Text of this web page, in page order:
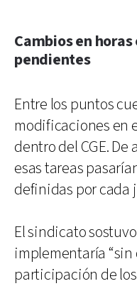
Cambios en
pendientes
Entre los puntos
modificaciones en
dentro del CGE.
esas tareas
definidas por cada
El sindicato
implementaría
participación de